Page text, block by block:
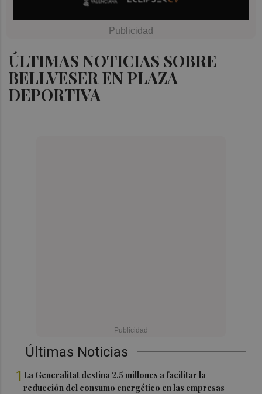
ÚLTIMAS NOTICIAS SOBRE
BELLVESER EN PLAZA
DEPORTIVA
Últimas Noticias
1 La Generalitat destina 2,5 millones a facilitar la
reducción del consumo energético en las empresas